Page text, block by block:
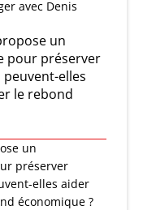
avec Denis
un
pour préserver
peuvent-elles
le rebond
un
préserver
elles aider
économique ?